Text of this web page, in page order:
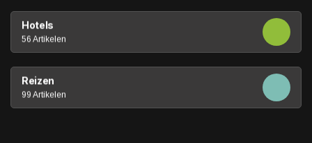
Hotels
56 Artikelen
Reizen
99 Artikelen